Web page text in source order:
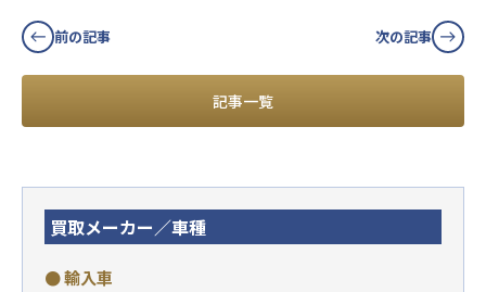
前の記事
記事一覧
次の記事
買取メーカー／車種
● 輸入車